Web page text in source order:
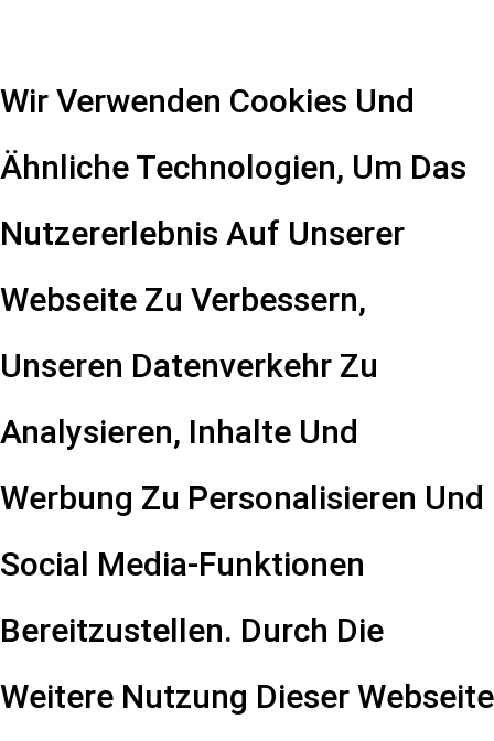
Wir Verwenden Cookies Und
Ähnliche Technologien, Um Das
Nutzererlebnis Auf Unserer
Webseite Zu Verbessern,
Unseren Datenverkehr Zu
Analysieren, Inhalte Und
Werbung Zu Personalisieren Und
Social Media-Funktionen
Bereitzustellen. Durch Die
Weitere Nutzung Dieser Webseite